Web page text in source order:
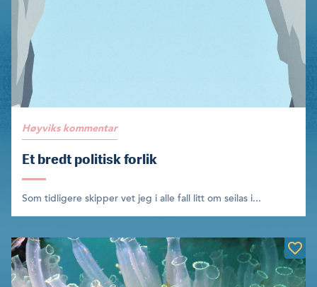
Høyviks kommentar
Et bredt politisk forlik
Som tidligere skipper vet jeg i alle fall litt om seilas i...